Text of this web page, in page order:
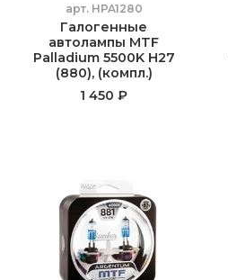
арт. HPA1280
Галогенные
автолампы MTF
Palladium 5500K H27
(880), (компл.)
1 450 ₽